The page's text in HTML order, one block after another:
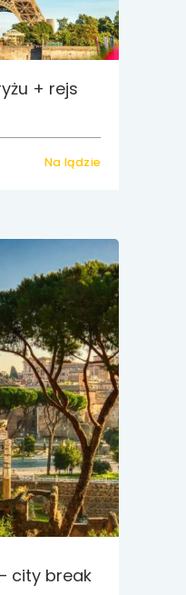
+ rejs
Na lądzie
city break